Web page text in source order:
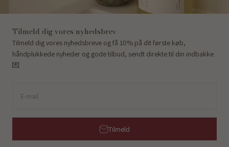
Tilmeld dig vores nyhedsbrev
Tilmeld dig vores nyhedsbreve og få 10% på dit første køb,
håndplukkede nyheder og gode tilbud, sendt direkte til din indbakke
💌
E-mail
Tilmeld